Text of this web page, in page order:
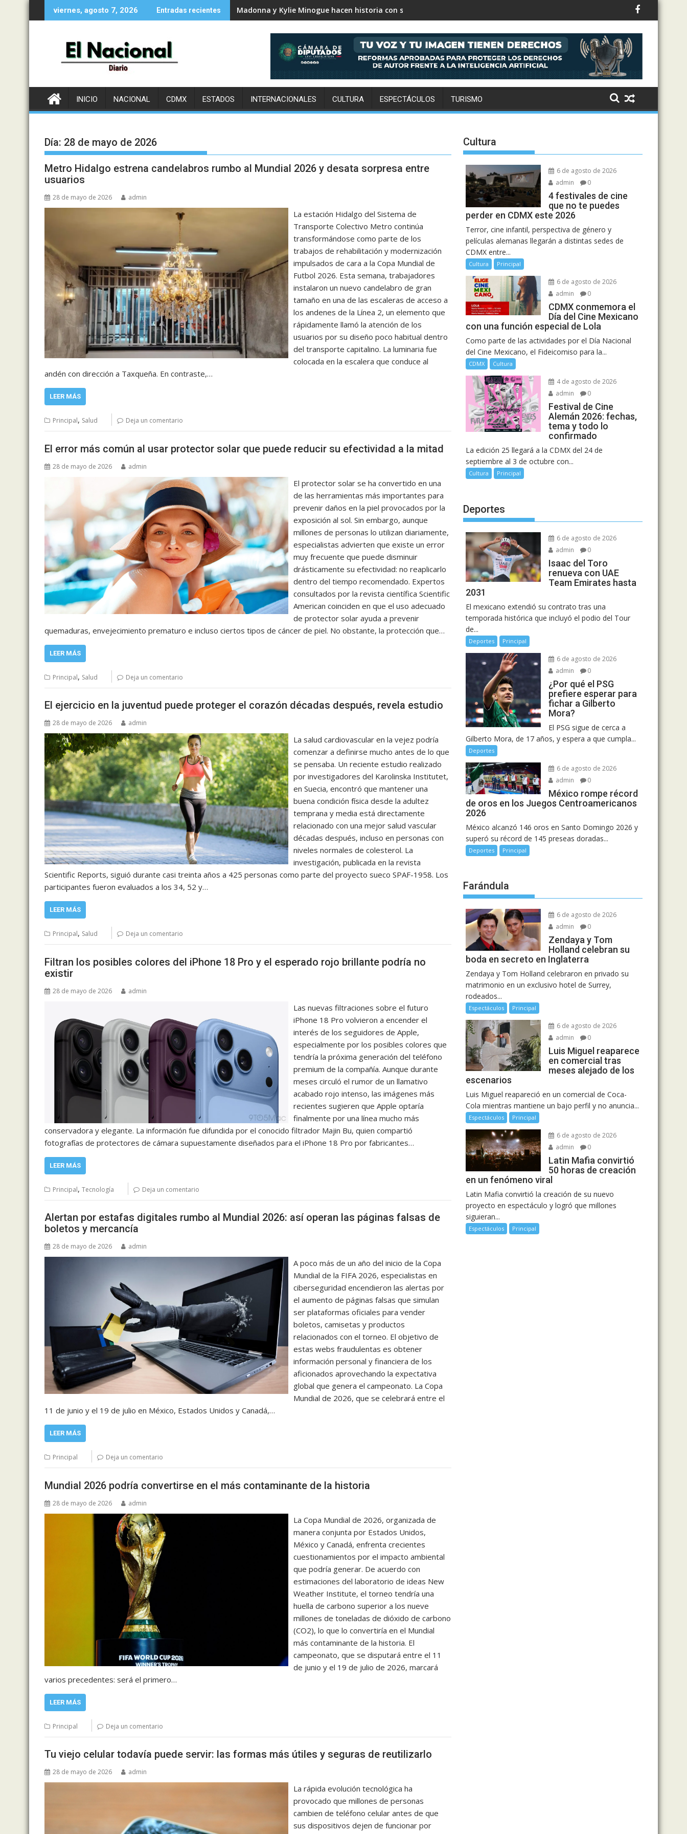
al
viernes, agosto 7, 2026 Entradas recientes Karol G revela el tracklist de No me arrepiento de sentir tanto: Drake, Bruno Mars y más estrellas se suman al álbum
INICIO NACIONAL CDMX ESTADOS INTERNACIONALES CULTURA ESPECTÁCULOS TURISMO
Día: 28 de mayo de 2026
Metro Hidalgo estrena candelabros rumbo al Mundial 2026 y desata sorpresa entre
usuarios
28 de mayo de 2026 admin
La estación Hidalgo del Sistema de
Transporte Colectivo Metro continúa
transformándose como parte de los
trabajos de rehabilitación y modernización
impulsados de cara a la Copa Mundial de
Futbol 2026. Esta semana, trabajadores
instalaron un nuevo candelabro de gran
tamaño en una de las escaleras de acceso a
los andenes de la Línea 2, un elemento que
rápidamente llamó la atención de los
usuarios por su diseño poco habitual dentro
del transporte capitalino. La luminaria fue
colocada en la escalera que conduce al
andén con dirección a Taxqueña. En contraste,…
LEER MÁS
Principal, Salud Deja un comentario
El error más común al usar protector solar que puede reducir su efectividad a la mitad
28 de mayo de 2026 admin
El protector solar se ha convertido en una
de las herramientas más importantes para
prevenir daños en la piel provocados por la
exposición al sol. Sin embargo, aunque
millones de personas lo utilizan diariamente,
especialistas advierten que existe un error
muy frecuente que puede disminuir
drásticamente su efectividad: no reaplicarlo
dentro del tiempo recomendado. Expertos
consultados por la revista científica Scientific
American coinciden en que el uso adecuado
de protector solar ayuda a prevenir
quemaduras, envejecimiento prematuro e incluso ciertos tipos de cáncer de piel. No obstante, la protección que…
LEER MÁS
Principal, Salud Deja un comentario
El ejercicio en la juventud puede proteger el corazón décadas después, revela estudio
28 de mayo de 2026 admin
La salud cardiovascular en la vejez podría
comenzar a definirse mucho antes de lo que
se pensaba. Un reciente estudio realizado
por investigadores del Karolinska Institutet,
en Suecia, encontró que mantener una
buena condición física desde la adultez
temprana y media está directamente
relacionado con una mejor salud vascular
décadas después, incluso en personas con
niveles normales de colesterol. La
investigación, publicada en la revista
Scientific Reports, siguió durante casi treinta años a 425 personas como parte del proyecto sueco SPAF-1958. Los
participantes fueron evaluados a los 34, 52 y…
LEER MÁS
Principal, Salud Deja un comentario
Filtran los posibles colores del iPhone 18 Pro y el esperado rojo brillante podría no
existir
28 de mayo de 2026 admin
Las nuevas filtraciones sobre el futuro
iPhone 18 Pro volvieron a encender el
interés de los seguidores de Apple,
especialmente por los posibles colores que
tendría la próxima generación del teléfono
premium de la compañía. Aunque durante
meses circuló el rumor de un llamativo
acabado rojo intenso, las imágenes más
recientes sugieren que Apple optaría
finalmente por una línea mucho más
conservadora y elegante. La información fue difundida por el conocido filtrador Majin Bu, quien compartió
fotografías de protectores de cámara supuestamente diseñados para el iPhone 18 Pro por fabricantes…
LEER MÁS
Principal, Tecnología Deja un comentario
Alertan por estafas digitales rumbo al Mundial 2026: así operan las páginas falsas de
boletos y mercancía
28 de mayo de 2026 admin
A poco más de un año del inicio de la Copa
Mundial de la FIFA 2026, especialistas en
ciberseguridad encendieron las alertas por
el aumento de páginas falsas que simulan
ser plataformas oficiales para vender
boletos, camisetas y productos
relacionados con el torneo. El objetivo de
estas webs fraudulentas es obtener
información personal y financiera de los
aficionados aprovechando la expectativa
global que genera el campeonato. La Copa
Mundial de 2026, que se celebrará entre el
11 de junio y el 19 de julio en México, Estados Unidos y Canadá,…
LEER MÁS
Principal Deja un comentario
Mundial 2026 podría convertirse en el más contaminante de la historia
28 de mayo de 2026 admin
La Copa Mundial de 2026, organizada de
manera conjunta por Estados Unidos,
México y Canadá, enfrenta crecientes
cuestionamientos por el impacto ambiental
que podría generar. De acuerdo con
estimaciones del laboratorio de ideas New
Weather Institute, el torneo tendría una
huella de carbono superior a los nueve
millones de toneladas de dióxido de carbono
(CO2), lo que lo convertiría en el Mundial
más contaminante de la historia. El
campeonato, que se disputará entre el 11
de junio y el 19 de julio de 2026, marcará
varios precedentes: será el primero…
LEER MÁS
Principal Deja un comentario
Tu viejo celular todavía puede servir: las formas más útiles y seguras de reutilizarlo
28 de mayo de 2026 admin
La rápida evolución tecnológica ha
provocado que millones de personas
cambien de teléfono celular antes de que
sus dispositivos dejen de funcionar por
Cultura
6 de agosto de 2026
admin
0
4 festivales de cine
que no te puedes
perder en CDMX este 2026
Terror, cine infantil, perspectiva de género y
películas alemanas llegarán a distintas sedes de
CDMX entre...
Cultura Principal
6 de agosto de 2026
admin
0
CDMX conmemora el
Día del Cine Mexicano
con una función especial de Lola
Como parte de las actividades por el Día Nacional
del Cine Mexicano, el Fideicomiso para la...
CDMX Cultura
4 de agosto de 2026
admin
0
Festival de Cine
Alemán 2026: fechas,
tema y todo lo
confirmado
La edición 25 llegará a la CDMX del 24 de
septiembre al 3 de octubre con...
Cultura Principal
Deportes
6 de agosto de 2026
admin
0
Isaac del Toro
renueva con UAE
Team Emirates hasta
2031
El mexicano extendió su contrato tras una
temporada histórica que incluyó el podio del Tour
de...
Deportes Principal
6 de agosto de 2026
admin
0
¿Por qué el PSG
prefiere esperar para
fichar a Gilberto
Mora?
El PSG sigue de cerca a
Gilberto Mora, de 17 años, y espera a que cumpla...
Deportes
6 de agosto de 2026
admin
0
México rompe récord
de oros en los Juegos Centroamericanos
2026
México alcanzó 146 oros en Santo Domingo 2026 y
superó su récord de 145 preseas doradas...
Deportes Principal
Farándula
6 de agosto de 2026
admin
0
Zendaya y Tom
Holland celebran su
boda en secreto en Inglaterra
Zendaya y Tom Holland celebraron en privado su
matrimonio en un exclusivo hotel de Surrey,
rodeados...
Espectáculos Principal
6 de agosto de 2026
admin
0
Luis Miguel reaparece
en comercial tras
meses alejado de los
escenarios
Luis Miguel reapareció en un comercial de Coca-
Cola mientras mantiene un bajo perfil y no anuncia...
Espectáculos Principal
6 de agosto de 2026
admin
0
Latin Mafia convirtió
50 horas de creación
en un fenómeno viral
Latin Mafia convirtió la creación de su nuevo
proyecto en espectáculo y logró que millones
siguieran...
Espectáculos Principal